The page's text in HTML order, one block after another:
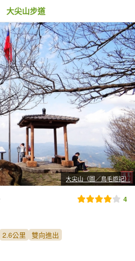
大尖山步道
大尖山（圖／鳥毛遊記）
4
2.6公里 雙向進出